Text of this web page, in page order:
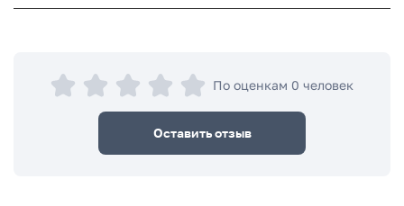
По оценкам 0 человек
Оставить отзыв